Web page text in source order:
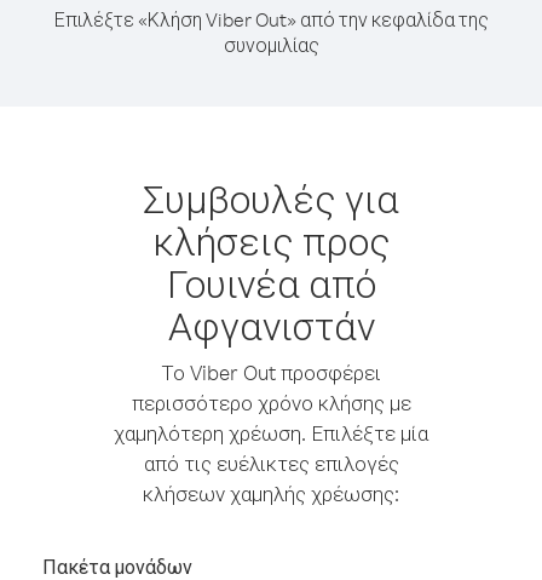
Επιλέξτε «Κλήση Viber Out» από την κεφαλίδα της
συνομιλίας
Συμβουλές για
κλήσεις προς
Γουινέα από
Αφγανιστάν
Το Viber Out προσφέρει
περισσότερο χρόνο κλήσης με
χαμηλότερη χρέωση. Επιλέξτε μία
από τις ευέλικτες επιλογές
κλήσεων χαμηλής χρέωσης:
Πακέτα μονάδων